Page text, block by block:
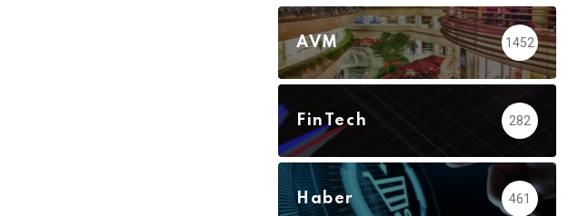
AVM 1452
FinTech 282
Haber 461